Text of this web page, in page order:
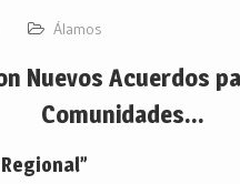
Álamos
Nuevos Acuerdos
Comunidades…